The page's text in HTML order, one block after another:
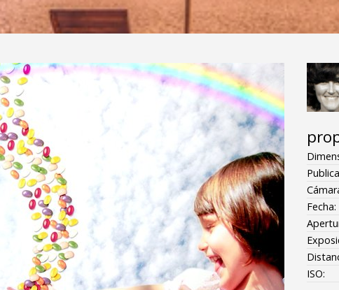
Fecha:
ISO: